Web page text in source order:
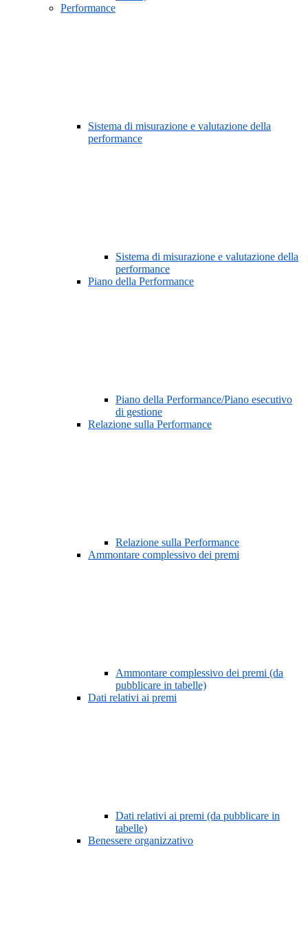
Performance
Sistema di misurazione e valutazione della
performance
Sistema di misurazione e valutazione della
performance
Piano della Performance
Piano della Performance/Piano esecutivo
di gestione
Relazione sulla Performance
Relazione sulla Performance
Ammontare complessivo dei premi
Ammontare complessivo dei premi (da
pubblicare in tabelle)
Dati relativi ai premi
Dati relativi ai premi (da pubblicare in
tabelle)
Benessere organizzativo